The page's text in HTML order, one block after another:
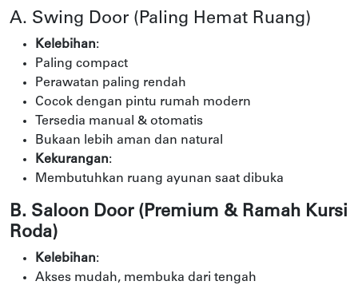
A. Swing Door (Paling Hemat Ruang)
Kelebihan:
Paling compact
Perawatan paling rendah
Cocok dengan pintu rumah modern
Tersedia manual & otomatis
Bukaan lebih aman dan natural
Kekurangan:
Membutuhkan ruang ayunan saat dibuka
B. Saloon Door (Premium & Ramah Kursi
Roda)
Kelebihan:
Akses mudah, membuka dari tengah